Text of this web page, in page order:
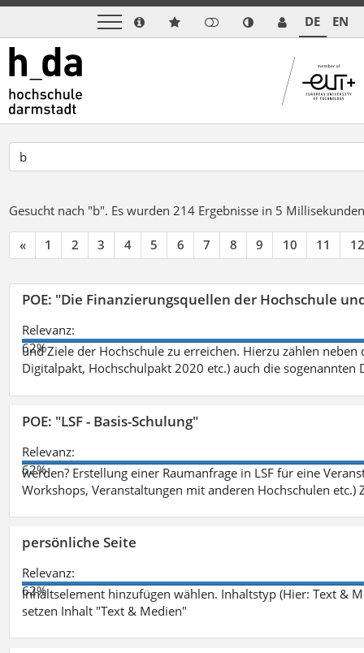
DE EN
Gesucht nach "b". Es wurden 214 Ergebnisse in 5
« 1 2 3 4 5 6 7 8 9 10 11 12
POE: "Die Finanzierungsquellen der Hochschule
Relevanz:
62%
und Ziele der Hochschule zu erreichen. Hierzu zählen
Digitalpakt, Hochschulpakt 2020 etc.) auch die
POE: "LSF - Basis-Schulung"
Relevanz:
62%
werden? Erstellung einer Raumanfrage in LSF für eine
Workshops, Veranstaltungen mit anderen Hochschulen etc.)
persönliche Seite
Relevanz:
62%
Inhaltselement hinzufügen wählen. Inhaltstyp (Hier: Text &
setzen Inhalt "Text & Medien"